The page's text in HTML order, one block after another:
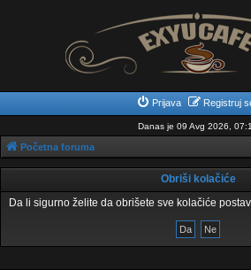
Prijava Registruj
Danas je 09 Avg 2026,
Početna foruma
Obriši kolačiće
Da li sigurno želite da obrišete sve kolačiće